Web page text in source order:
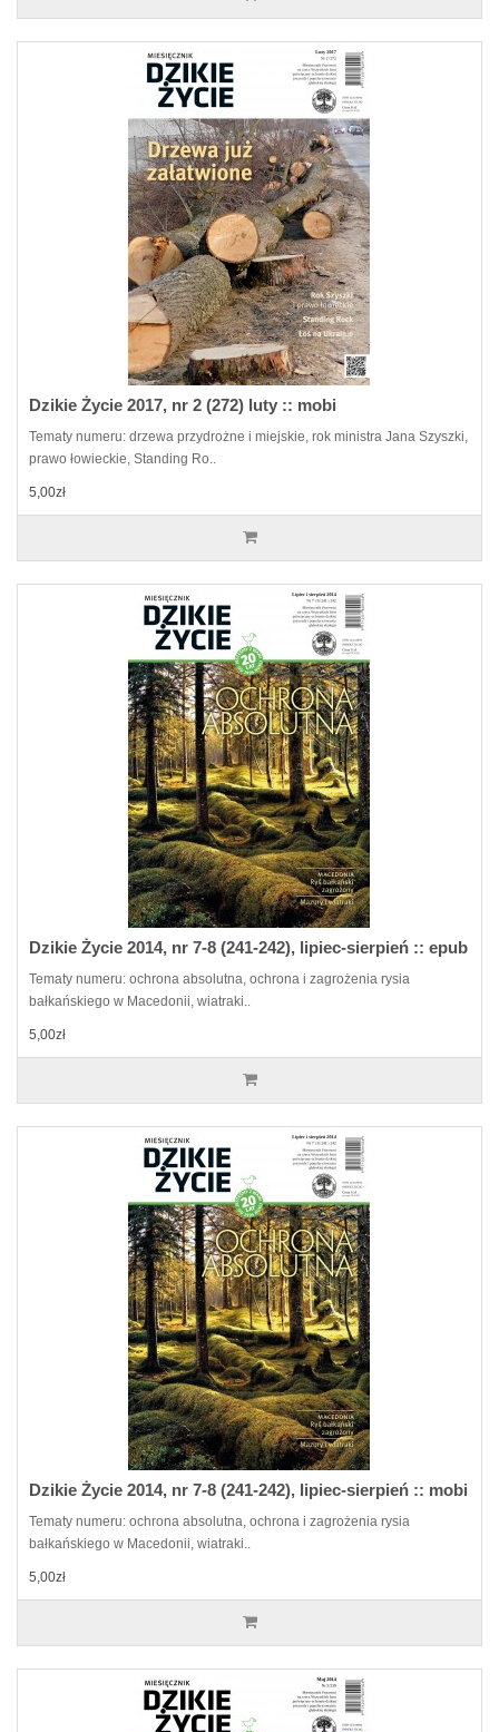
Dzikie Życie 2017, nr 2 (272) luty :: mobi
Tematy numeru: drzewa przydrożne i miejskie, rok ministra Jana Szyszki,
prawo łowieckie, Standing Ro..
5,00zł
Dzikie Życie 2014, nr 7-8 (241-242), lipiec-sierpień :: epub
Tematy numeru: ochrona absolutna, ochrona i zagrożenia rysia
bałkańskiego w Macedonii, wiatraki..
5,00zł
Dzikie Życie 2014, nr 7-8 (241-242), lipiec-sierpień :: mobi
Tematy numeru: ochrona absolutna, ochrona i zagrożenia rysia
bałkańskiego w Macedonii, wiatraki..
5,00zł